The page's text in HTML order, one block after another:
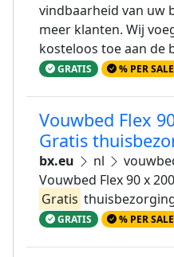
vindbaarheid van uw
meer klanten. Wij
kosteloos toe aan de
GRATIS % PER SALE
Vouwbed Flex
Gratis
bx.eu nl
Vouwbed Flex 90 x
Gratis
GRATIS % PER SALE